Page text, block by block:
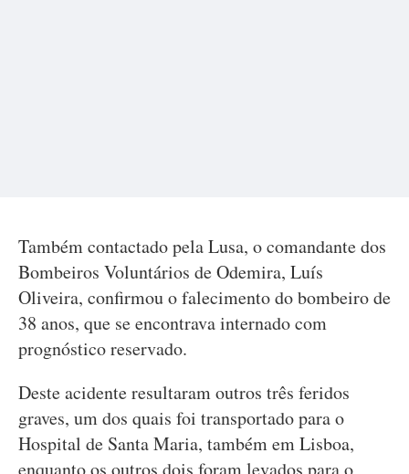
Também contactado pela Lusa, o comandante dos
Bombeiros Voluntários de Odemira, Luís
Oliveira, confirmou o falecimento do bombeiro de
38 anos, que se encontrava internado com
prognóstico reservado.
Deste acidente resultaram outros três feridos
graves, um dos quais foi transportado para o
Hospital de Santa Maria, também em Lisboa,
enquanto os outros dois foram levados para o